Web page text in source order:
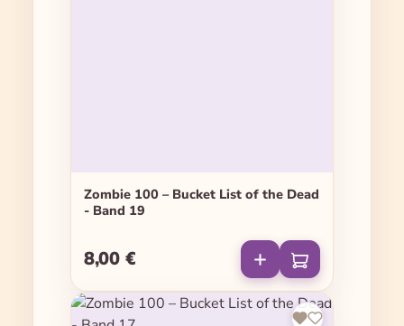
Zombie 100 – Bucket List of the Dead
- Band 19
Regulärer Preis:
8,00 €